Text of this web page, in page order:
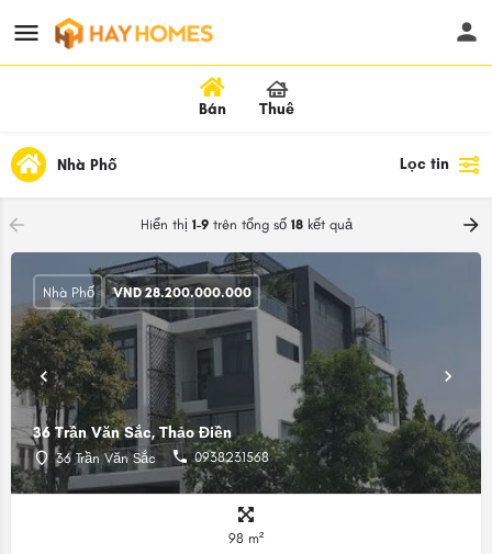
Bán Thuê
Nhà Phố Lọc tin
Hiển thị 1-9trên tổng số 18kết quả
36 Trần Văn Sắc, Thảo Điền
36 Trần Văn Sắc 0938231568
Nhà Phố VND28.200.000.000
98 m²